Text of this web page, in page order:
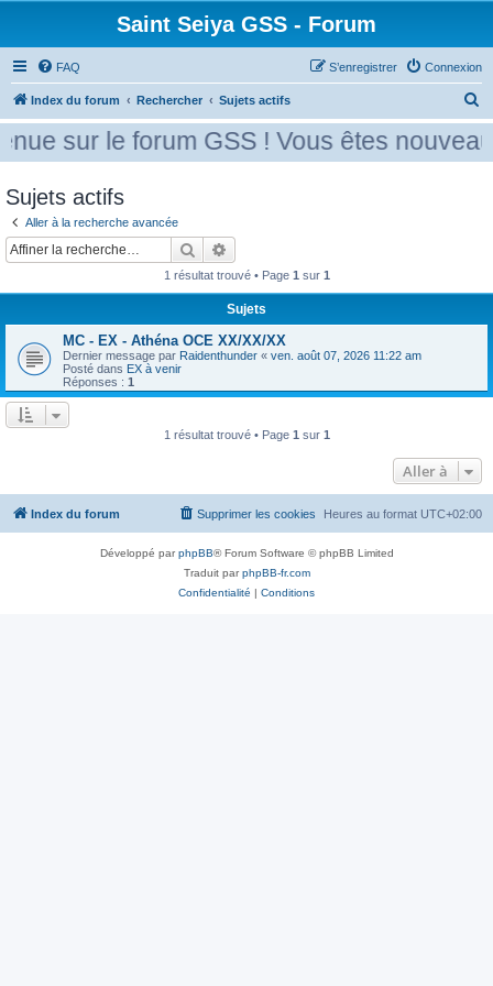
Saint Seiya GSS - Forum
FAQ Connexion
S’enregistrer
Index du forum Rechercher Sujets actifs
e
c
sur le forum GSS ! Vous êtes
Sujets actifs
Aller à la recherche avancée
Rechercher
1 résultat trouvé • Page 1 sur 1
Sujets
MC - EX - Athéna OCE XX/XX/XX
Dernier message par Raidenthunder « ven. août 07, 2026 11:22 am
Posté dans EX à venir
Réponses : 1
1 résultat trouvé • Page 1 sur 1
Aller à
Index du forum Heures au format UTC+02:00
Supprimer les cookies
Développé parphpBB® Forum Software © phpBB Limited
Traduit parphpBB-fr.com
Confidentialité | Conditions